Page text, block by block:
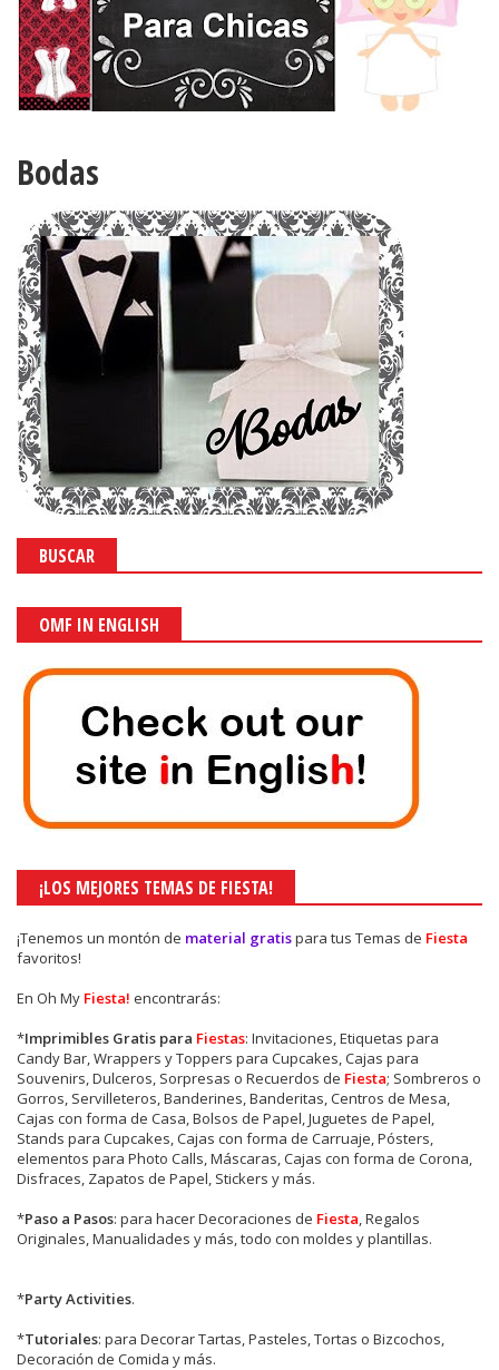
Bodas
BUSCAR
OMF IN ENGLISH
¡LOS MEJORES TEMAS DE FIESTA!
¡Tenemos un montón de material gratispara tus Temas de Fiesta
favoritos!
En Oh My Fiesta! encontrarás:
*Imprimibles Gratis para Fiestas: Invitaciones, Etiquetas para
Candy Bar, Wrappers y Toppers para Cupcakes, Cajas para
Souvenirs, Dulceros, Sorpresas o Recuerdos de Fiesta; Sombreros o
Gorros, Servilleteros, Banderines, Banderitas, Centros de Mesa,
Cajas con forma de Casa, Bolsos de Papel, Juguetes de Papel,
Stands para Cupcakes, Cajas con forma de Carruaje, Pósters,
elementos para Photo Calls, Máscaras, Cajas con forma de Corona,
Disfraces, Zapatos de Papel, Stickers y más.
*Paso a Pasos: para hacer Decoraciones de Fiesta , Regalos
Originales, Manualidades y más, todo con moldes y plantillas.
*Party Activities.
*Tutoriales: para Decorar Tartas, Pasteles, Tortas o Bizcochos,
Decoración de Comida y más.